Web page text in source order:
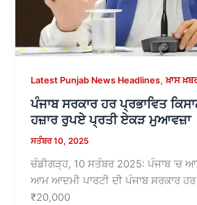
Latest Punjab News Headlines,ਖ਼ਾਸ
ਪੰਜਾਬ ਸਰਕਾਰ ਹਰ ਪ੍ਰਭਾਵਿਤ
ਹਜ਼ਾਰ ਰੁਪਏ ਪ੍ਰਤੀ ਏਕੜ ਮੁਆਵਜ਼ਾ
ਸਤੰਬਰ 10, 2025
ਚੰਡੀਗੜ੍ਹ, 10 ਸਤੰਬਰ 2025: ਪੰਜਾਬ ‘ਚ
ਆਮ ਆਦਮੀ ਪਾਰਟੀ ਦੀ ਪੰਜਾਬ ਸਰਕਾਰ ਹਰ
₹20,000